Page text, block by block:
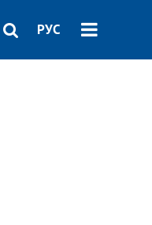
РУС